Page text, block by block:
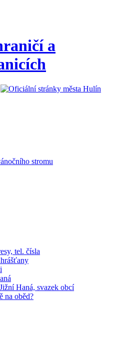
a
stromu
tel. čísla
Haná, svazek obcí
na oběd?